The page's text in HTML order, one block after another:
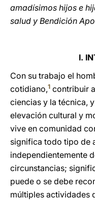
amadísimos hijos e
salud y Bendición
I.
Con su trabajo el
cotidiano,1 contribuir
ciencias y la técnica,
elevación cultural y
vive en comunidad
significa todo tipo de
independientemente
circunstancias;
puede o se debe
múltiples actividades